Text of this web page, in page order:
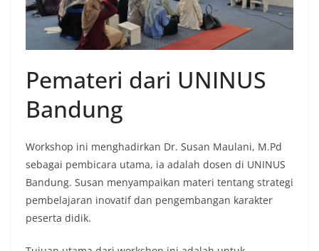
Pemateri dari UNINUS
Bandung
Workshop ini menghadirkan Dr. Susan Maulani, M.Pd
sebagai pembicara utama, ia adalah dosen di UNINUS
Bandung. Susan menyampaikan materi tentang strategi
pembelajaran inovatif dan pengembangan karakter
peserta didik.